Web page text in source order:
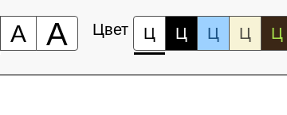
А А Цвет Ц Ц Ц Ц Ц